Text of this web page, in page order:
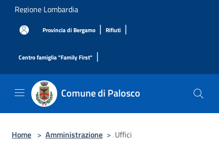
Salta al contenuto principale
Regione Lombardia
Provincia di Bergamo | Rifiuti |
Centro famiglia "Family First" |
Comune di Palosco
Home > Amministrazione > Uffici